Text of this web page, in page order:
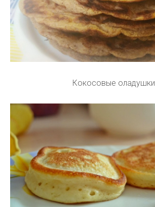
Кокосовые оладушки